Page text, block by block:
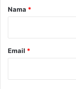
r
Nama *
Email *